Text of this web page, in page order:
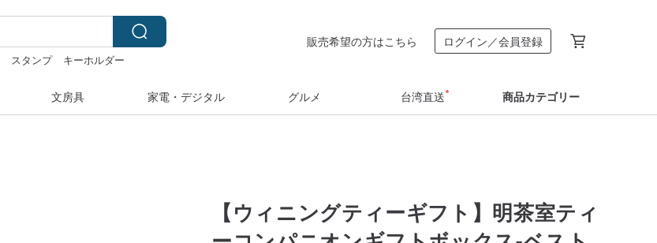
スタンプ
キーホルダー
販売希望の方はこちら ログイン／会員登録
文房具 家電・デジタル グルメ 台湾直送 商品カテゴリー
【ウィニングティーギフト】明茶室ティ